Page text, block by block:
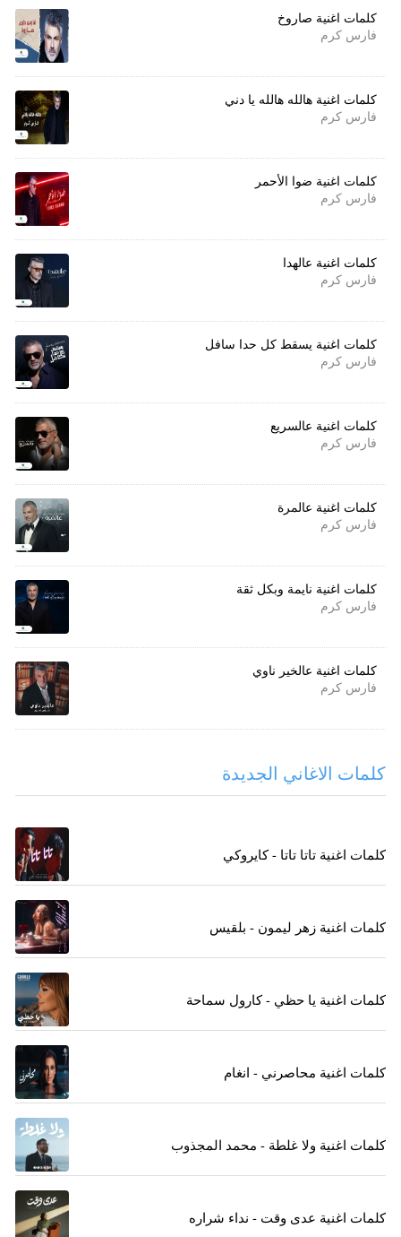
كلمات اغنية صاروخ
فارس كرم
كلمات اغنية هالله هالله يا دني
فارس كرم
كلمات اغنية ضوا الأحمر
فارس كرم
كلمات اغنية عالهدا
فارس كرم
كلمات اغنية يسقط كل حدا سافل
فارس كرم
كلمات اغنية عالسريع
فارس كرم
كلمات اغنية عالمرة
فارس كرم
كلمات اغنية نايمة وبكل ثقة
فارس كرم
كلمات اغنية عالخير ناوي
فارس كرم
كلمات الاغاني الجديدة
كلمات اغنية تاتا تاتا - كايروكي
كلمات اغنية زهر ليمون - بلقيس
كلمات اغنية يا حظي - كارول سماحة
كلمات اغنية محاصرني - انغام
كلمات اغنية ولا غلطة - محمد المجذوب
كلمات اغنية عدى وقت - نداء شراره